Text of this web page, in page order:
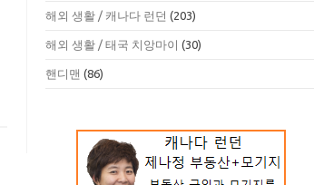
해외 생활 / 캐나다 런던 (203)
해외 생활 / 태국 치앙마이 (30)
핸디맨 (86)